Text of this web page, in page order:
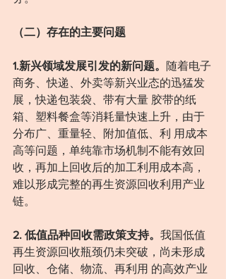
（二）存在的主要问题
1.新兴领域发展引发的新问题。
随着电子
商务、快递、外卖等新兴业态的迅猛发
展，快递包装袋、带有大量 胶带的纸
箱、塑料餐盒等消耗量快速上升，由于
分布广、重量轻、附加值低、利 用成本
高等问题，单纯靠市场机制不能有效回
收，再加上回收后的加工利用成本高，
难以形成完整的再生资源回收利用产业
链。
2. 低值品种回收需政策支持。 我国低值
再生资源回收瓶颈仍未突破，尚未形成
回收、仓储、物流、再利用 的高效产业